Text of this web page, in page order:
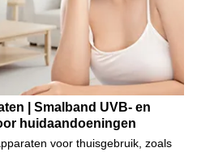
| Smalband UVB- en
huidaandoeningen
voor thuisgebruik, zoals